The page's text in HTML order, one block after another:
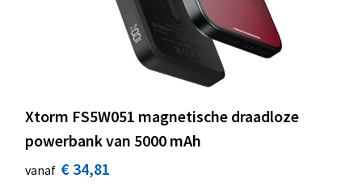
Xtorm FS5W051 magnetische draadloze
powerbank van 5000 mAh
vanaf € 34,81